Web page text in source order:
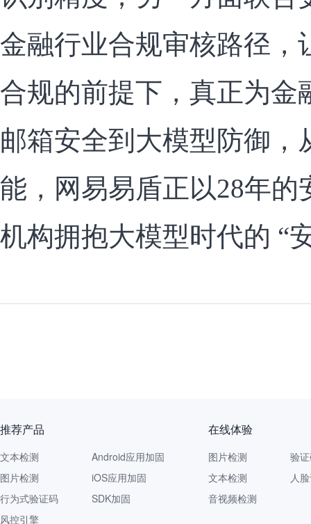
金融行业合规审核路径，
合规的前提下，真正为金
邮箱安全到大模型防御，
能，网易易盾正以28年
机构拥抱大模型时代的 “
推荐产品
文本检测
图片检测
行为式验证码
风控引擎
Android应用加固
iOS应用加固
SDK加固
在线体验
图片检测
文本检测
音视频检测
验
人